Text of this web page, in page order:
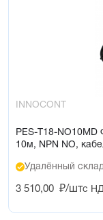
INNOCONT
PES-T18-NO10MD
10м, NPN NO,
Удалённый
3 510,00 ₽/штс